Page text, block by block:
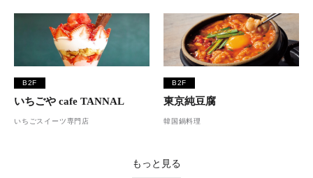
B2F
いちごや cafe TANNAL
いちごスイーツ専門店
B2F
東京純豆腐
韓国鍋料理
もっと見る